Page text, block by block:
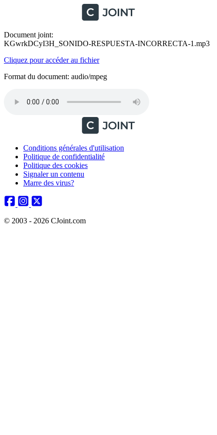
Document joint:
KGwrkDCyI3H_SONIDO-RESPUESTA-INCORRECTA-1.mp3
Cliquez pour accéder au fichier
Format du document: audio/mpeg
Conditions générales d'utilisation
Politique de confidentialité
Politique des cookies
Signaler un contenu
Marre des virus?
© 2003 - 2026 CJoint.com